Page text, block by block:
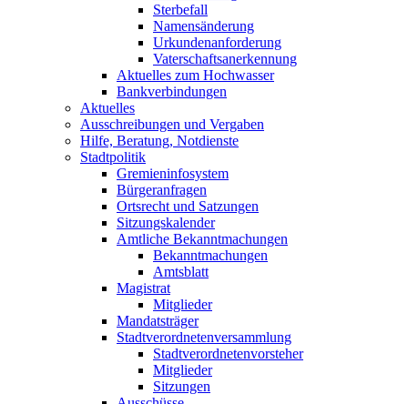
Sterbefall
Namensänderung
Urkundenanforderung
Vaterschaftsanerkennung
Aktuelles zum Hochwasser
Bankverbindungen
Aktuelles
Ausschreibungen und Vergaben
Hilfe, Beratung, Notdienste
Stadtpolitik
Gremieninfosystem
Bürgeranfragen
Ortsrecht und Satzungen
Sitzungskalender
Amtliche Bekanntmachungen
Bekanntmachungen
Amtsblatt
Magistrat
Mitglieder
Mandatsträger
Stadtverordnetenversammlung
Stadtverordnetenvorsteher
Mitglieder
Sitzungen